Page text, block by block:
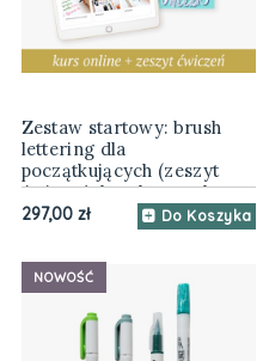
Zestaw startowy: brush
lettering dla
początkujących (zeszyt
ćwiczeń, brush peny, kurs
online)
297,00 zł Do Koszyka
NOWOŚĆ